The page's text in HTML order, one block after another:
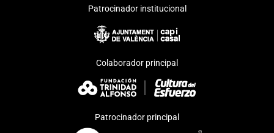
Patrocinador institucional
Colaborador principal
Patrocinador principal